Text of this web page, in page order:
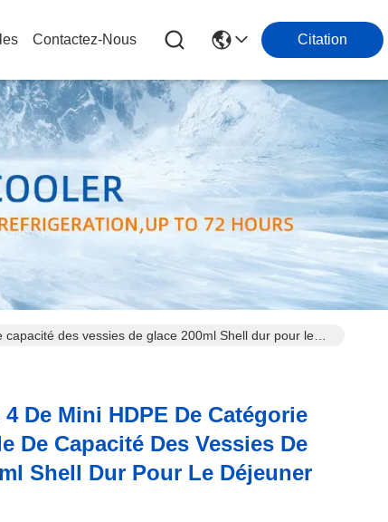
Contactez-Nous Citation
des vessies de glace 200ml Shell dur pour le
De Mini HDPE De Catégorie
De Capacité Des Vessies De
Shell Dur Pour Le Déjeuner